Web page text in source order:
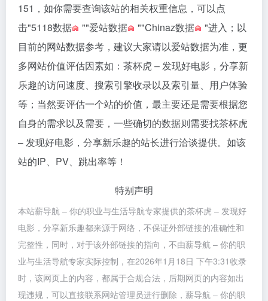
151，如你需要查询该站的相关权重信息，可以点
击"5118数据 ""爱站数据 ""Chinaz数据
"进入；以
目前的网站数据参考，建议大家请以爱站数据为准，更
多网站价值评估因素如：茶杯虎 – 发现好电影，分享新
乐趣的访问速度、搜索引擎收录以及索引量、用户体验
等；当然要评估一个站的价值，最主要还是需要根据您
自身的需求以及需要，一些确切的数据则需要找茶杯虎
– 发现好电影，分享新乐趣的站长进行洽谈提供。如该
站的IP、PV、跳出率等！
特别声明
本站薪导航 – 你的职业与生活导航专家提供的茶杯虎 – 发现好
电影，分享新乐趣都来源于网络，不保证外部链接的准确性和
完整性，同时，对于该外部链接的指向，不由薪导航 – 你的职
业与生活导航专家实际控制，在2026年1月18日 下午3:31收录
时，该网页上的内容，都属于合规合法，后期网页的内容如出
现违规，可以直接联系网站管理员进行删除，薪导航 – 你的职